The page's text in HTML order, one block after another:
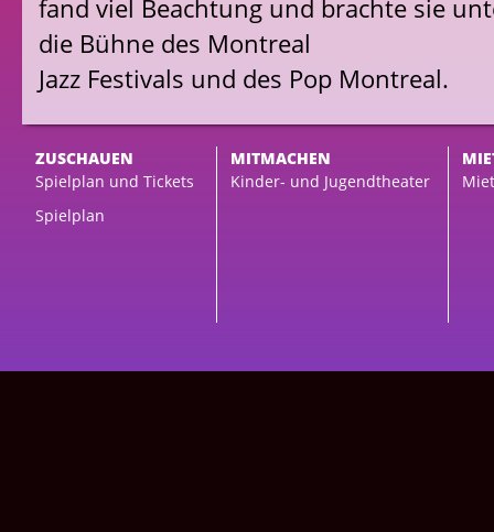
fand viel Beachtung und brachte sie
die Bühne des Montreal
Jazz Festivals und des Pop Montreal.
ZUSCHAUEN
Spielplan und Tickets
Spielplan
MITMACHEN
Kinder- und Jugendtheater